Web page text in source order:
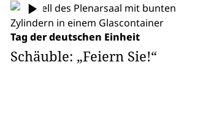
Tag der deutschen Einheit
Schäuble: „Feiern Sie!“